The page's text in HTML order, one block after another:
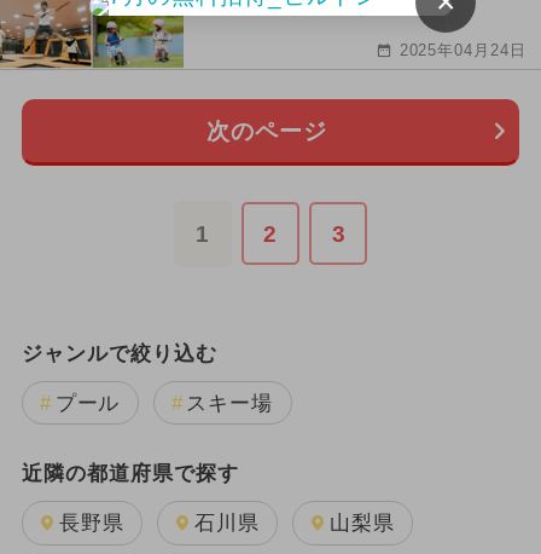
のスポットランキング
2025年04月24日
次のページ
1 2 3
ジャンルで絞り込む
プール スキー場
近隣の都道府県で探す
長野県 石川県 山梨県